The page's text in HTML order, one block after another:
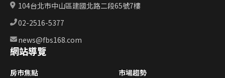
104台北市中山區建國北路二段65號7樓
02-2516-5377
news@fbs168.com
網站導覽
房市焦點 市場趨勢